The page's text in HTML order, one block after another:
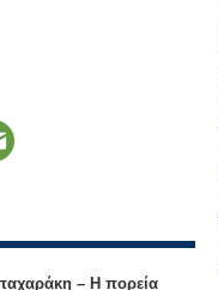
– Η πορεία